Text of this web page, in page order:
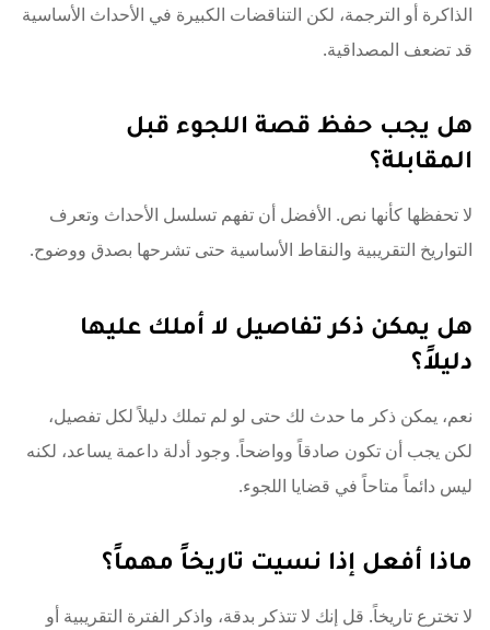
الذاكرة أو الترجمة، لكن التناقضات الكبيرة في الأحداث الأساسية
قد تضعف المصداقية.
هل يجب حفظ قصة اللجوء قبل
المقابلة؟
لا تحفظها كأنها نص. الأفضل أن تفهم تسلسل الأحداث وتعرف
التواريخ التقريبية والنقاط الأساسية حتى تشرحها بصدق ووضوح.
هل يمكن ذكر تفاصيل لا أملك عليها
دليلاً؟
نعم، يمكن ذكر ما حدث لك حتى لو لم تملك دليلاً لكل تفصيل،
لكن يجب أن تكون صادقاً وواضحاً. وجود أدلة داعمة يساعد، لكنه
ليس دائماً متاحاً في قضايا اللجوء.
ماذا أفعل إذا نسيت تاريخاً مهماً؟
لا تخترع تاريخاً. قل إنك لا تتذكر بدقة، واذكر الفترة التقريبية أو